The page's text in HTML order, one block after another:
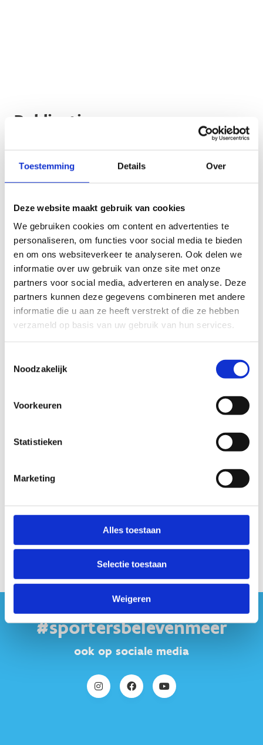
Toestemming Details Over
Deze website maakt gebruik van cookies
We gebruiken cookies om content en advertenties te
personaliseren, om functies voor social media te bieden
en om ons websiteverkeer te analyseren. Ook delen we
informatie over uw gebruik van onze site met onze
partners voor social media, adverteren en analyse. Deze
partners kunnen deze gegevens combineren met andere
informatie die u aan ze heeft verstrekt of die ze hebben
verzameld op basis van uw gebruik van hun services.
Noodzakelijk
Voorkeuren
Statistieken
Marketing
Alles toestaan
Selectie toestaan
Weigeren
Publicaties
Extra info
#sportersbelevenmeer
ook op sociale media